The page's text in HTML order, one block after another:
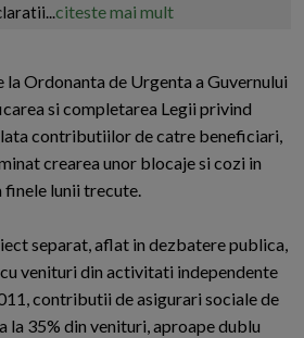
citeste mai mult
Ordonanta de Urgenta a Guvernului
si completarea Legii privind
contributiilor de catre beneficiari,
crearea unor blocaje si cozi in
finele lunii trecute.
separat, aflat in dezbatere publica,
venituri din activitati independente
contributii de asigurari sociale de
la 35% din venituri, aproape dublu